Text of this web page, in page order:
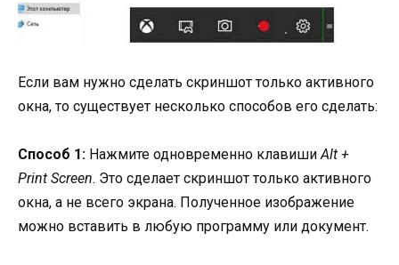
Если вам нужно сделать скриншот только активного
окна, то существует несколько способов его сделать:
Способ 1: Нажмите одновременно клавишиAlt +
Print Screen. Это сделает скриншот только активного
окна, а не всего экрана. Полученное изображение
можно вставить в любую программу или документ.